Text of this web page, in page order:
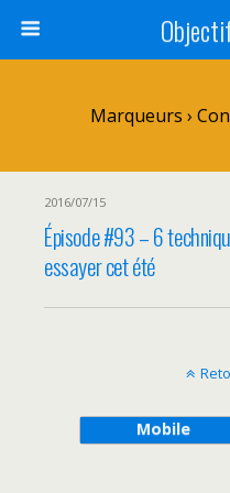
Marqueurs ›
2016/07/15
Épisode #93 – 6
essayer cet été
Mobile